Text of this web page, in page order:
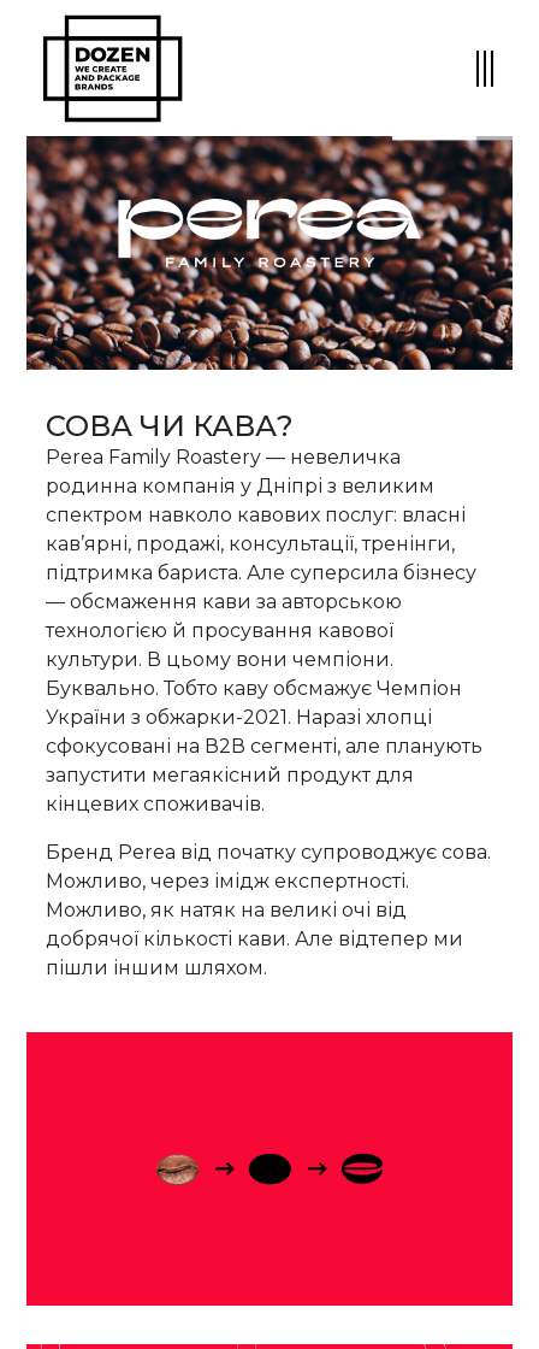
СОВА ЧИ КАВА?
Perea Family Roastery — невеличка
родинна компанія у Дніпрі з великим
спектром навколо кавових послуг: власні
кав’ярні, продажі, консультації, тренінги,
підтримка бариста. Але суперсила бізнесу
— обсмаження кави за авторською
технологією й просування кавової
культури. В цьому вони чемпіони.
Буквально. Тобто каву обсмажує Чемпіон
України з обжарки-2021. Наразі хлопці
сфокусовані на В2В сегменті, але планують
запустити мегаякісний продукт для
кінцевих споживачів.
Бренд Perea від початку супроводжує сова.
Можливо, через імідж експертності.
Можливо, як натяк на великі очі від
добрячої кількості кави. Але відтепер ми
пішли іншим шляхом.